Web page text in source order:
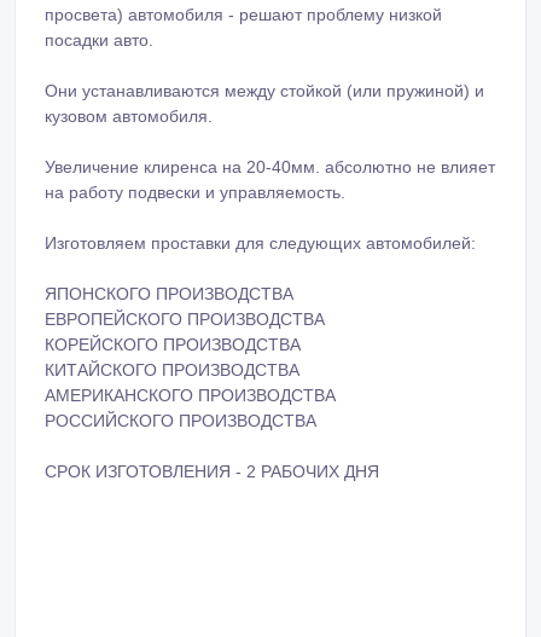
просвета) автомобиля - решают проблему низкой
посадки авто.
Они устанавливаются между стойкой (или пружиной) и
кузовом автомобиля.
Увеличение клиренса на 20-40мм. абсолютно не влияет
на работу подвески и управляемость.
Изготовляем проставки для следующих автомобилей:
ЯПОНСКОГО ПРОИЗВОДСТВА
ЕВРОПЕЙСКОГО ПРОИЗВОДСТВА
КОРЕЙСКОГО ПРОИЗВОДСТВА
КИТАЙСКОГО ПРОИЗВОДСТВА
АМЕРИКАНСКОГО ПРОИЗВОДСТВА
РОССИЙСКОГО ПРОИЗВОДСТВА
СРОК ИЗГОТОВЛЕНИЯ - 2 РАБОЧИХ ДНЯ